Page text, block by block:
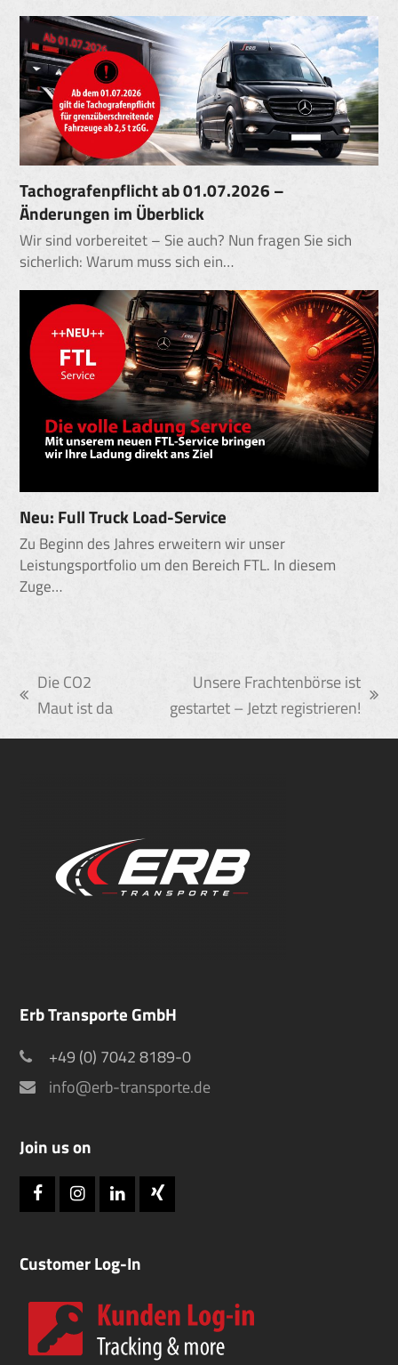
Tachografenpflicht ab 01.07.2026 –
Änderungen im Überblick
Wir sind vorbereitet – Sie auch? Nun fragen Sie sich
sicherlich: Warum muss sich ein…
Neu: Full Truck Load-Service
Zu Beginn des Jahres erweitern wir unser
Leistungsportfolio um den Bereich FTL. In diesem
Zuge…
vorheriger
Die CO2
Maut ist da
Nächster
Unsere Frachtenbörse ist
gestartet – Jetzt registrieren!
Erb Transporte GmbH
+49 (0) 7042 8189-0
info@erb-transporte.de
Join us on
FacebookInstagramLinkedInXing
Customer Log-In